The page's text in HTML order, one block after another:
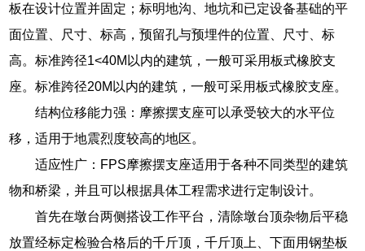
板在设计位置并固定；标明地沟、地坑和已定设备基础的平
面位置、尺寸、标高，预留孔与预埋件的位置、尺寸、标
高。标准跨径1<40M以内的建筑，一般可采用板式橡胶支
座。标准跨径20M以内的建筑，一般可采用板式橡胶支座。
结构位移能力强：摩擦摆支座可以承受较大的水平位
移，适用于地震烈度较高的地区。
适应性广：FPS摩擦摆支座适用于各种不同类型的建筑
物和桥梁，并且可以根据具体工程需求进行定制设计。
首先在墩台两侧搭设工作平台，清除墩台顶杂物后平稳
放置经标定检验合格后的千斤顶，千斤顶上、下面用钢垫板